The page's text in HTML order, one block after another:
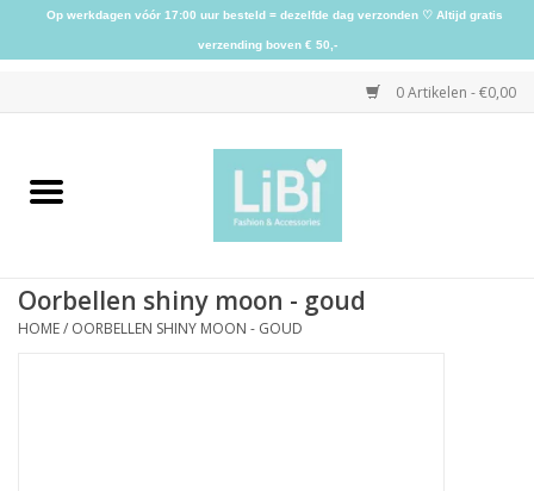
0 Artikelen - €0,00
Home
Kleding
Oorbellen shiny moon - goud
HOME/ OORBELLEN SHINY MOON - GOUD
Op werkdagen vóór 17:00 uur besteld = dezelfde dag verzonden ♡ Altijd gratis
verzending boven € 50,-